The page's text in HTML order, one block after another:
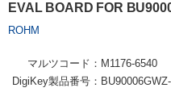
EVAL BOARD FOR
ROHM
マルツコード： M1176-6540
DigiKey製品番号：